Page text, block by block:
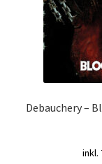
Debauchery –
inkl.